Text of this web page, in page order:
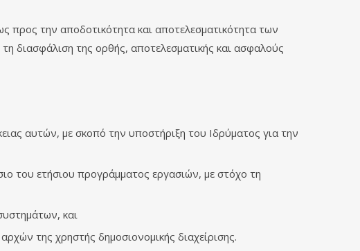
προς την αποδοτικότητα και αποτελεσματικότητα των
διασφάλιση της ορθής, αποτελεσματικής και ασφαλούς
αυτών, με σκοπό την υποστήριξη του Ιδρύματος για την
του ετήσιου προγράμματος εργασιών, με στόχο τη
και
της χρηστής δημοσιονομικής διαχείρισης.